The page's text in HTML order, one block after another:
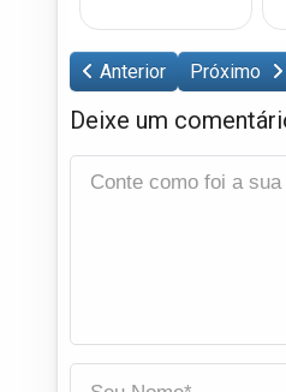
Anterior Próximo
Deixe um